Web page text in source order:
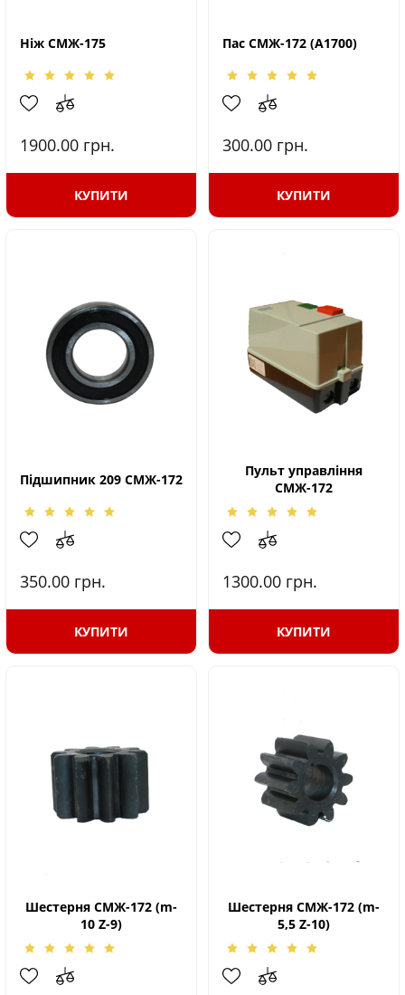
Ніж СМЖ-175
1900.00 грн.
КУПИТИ
Пас СМЖ-172 (А1700)
300.00 грн.
КУПИТИ
Підшипник 209 СМЖ-172
350.00 грн.
КУПИТИ
Пульт управління
СМЖ-172
1300.00 грн.
КУПИТИ
Шестерня СМЖ-172 (m-
10 Z-9)
Шестерня СМЖ-172 (m-
5,5 Z-10)